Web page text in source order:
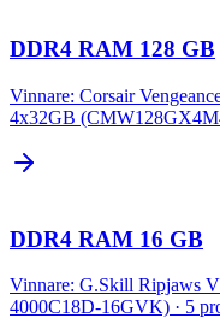
DDR4 RAM 128 GB
Vinnare: Corsair
4x32GB
DDR4 RAM 16 GB
Vinnare: G.Skill Ripjaws
4000C18D-16GVK) · 5